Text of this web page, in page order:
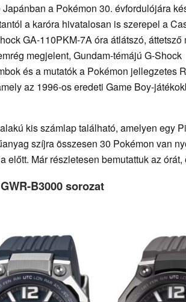
a Pokémon 30. évfordulójára
a karóra hivatalosan is szerepel a
GA-110PKM-7A óra átlátszó, áttetsző
megjelent, Gundam-témájú G-Shock
és a mutatók a Pokémon jellegzetes
az 1996-os eredeti Game Boy-
kis számlap található, amelyen egy
szíjra összesen 30 Pokémon van
előtt. Már részletesen bemutattuk az órát,
B3000 sorozat